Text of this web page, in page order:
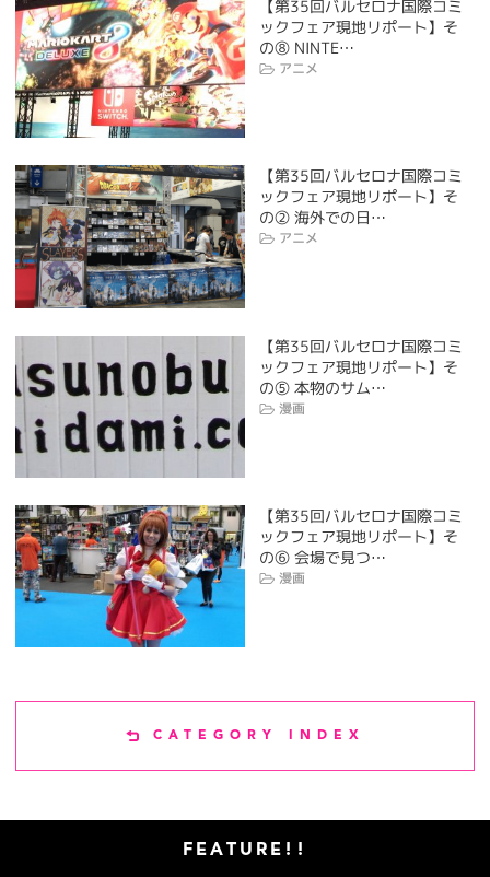
【第35回バルセロナ国際コミ
ックフェア現地リポート】そ
の⑧ NINTE…
アニメ
【第35回バルセロナ国際コミ
ックフェア現地リポート】そ
の② 海外での日…
アニメ
【第35回バルセロナ国際コミ
ックフェア現地リポート】そ
の⑤ 本物のサム…
漫画
【第35回バルセロナ国際コミ
ックフェア現地リポート】そ
の⑥ 会場で見つ…
漫画
CATEGORY INDEX
FEATURE!!